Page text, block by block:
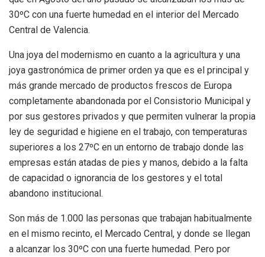
30ºC con una fuerte humedad en el interior del Mercado
Central de Valencia.
Una joya del modernismo en cuanto a la agricultura y una
joya gastronómica de primer orden ya que es el principal y
más grande mercado de productos frescos de Europa
completamente abandonada por el Consistorio Municipal y
por sus gestores privados y que permiten vulnerar la propia
ley de seguridad e higiene en el trabajo, con temperaturas
superiores a los 27ºC en un entorno de trabajo donde las
empresas están atadas de pies y manos, debido a la falta
de capacidad o ignorancia de los gestores y el total
abandono institucional.
Son más de 1.000 las personas que trabajan habitualmente
en el mismo recinto, el Mercado Central, y donde se llegan
a alcanzar los 30ºC con una fuerte humedad. Pero por